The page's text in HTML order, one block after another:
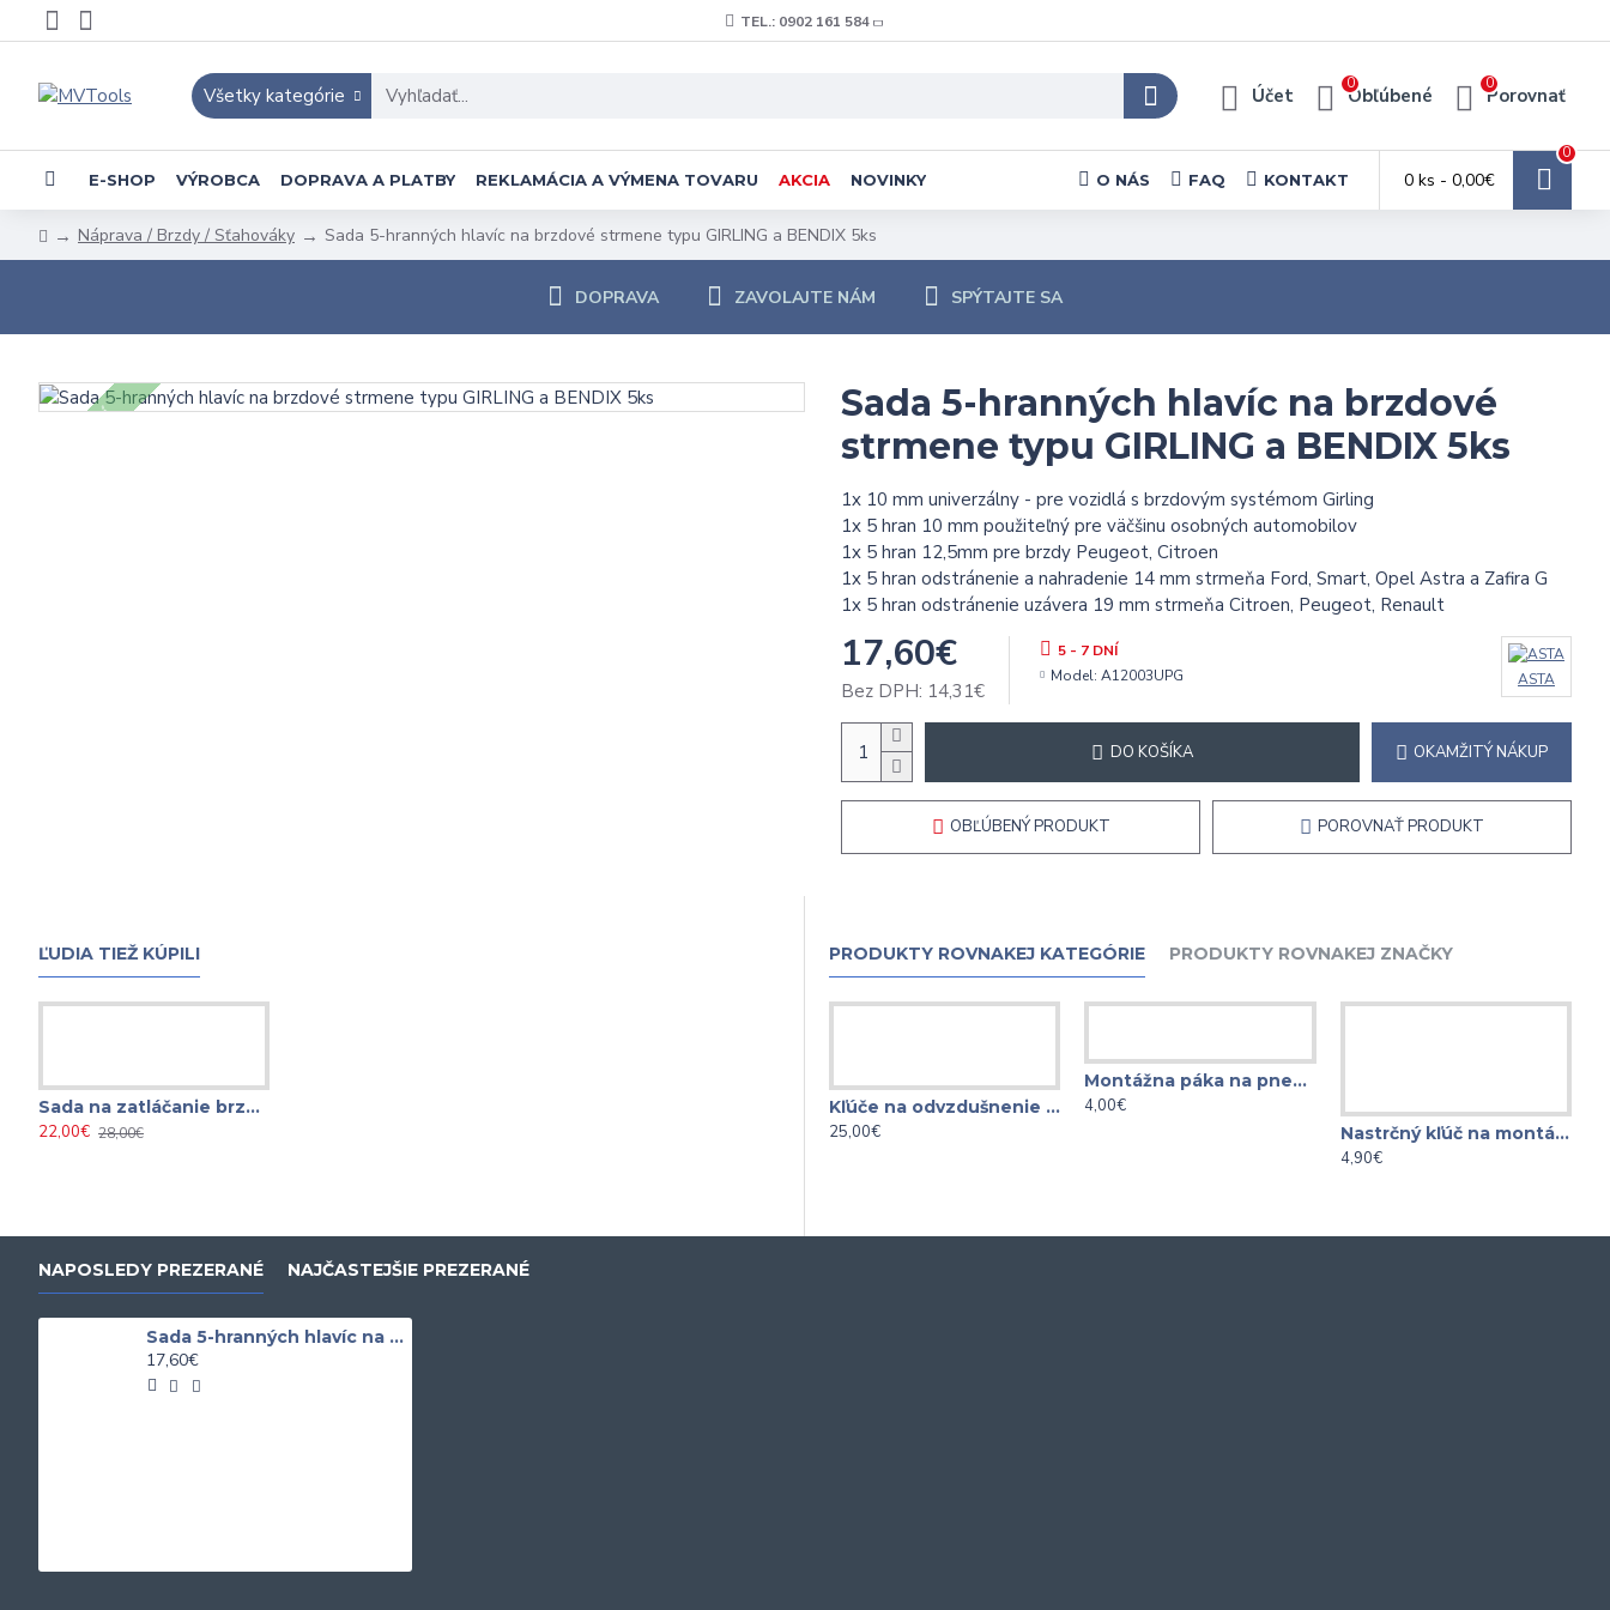
TEL.: 0902 161 584
Všetky kategórie Účet Obľúbené
0
Porovnať
0
E-SHOP VÝROBCA DOPRAVA A PLATBY REKLAMÁCIA A VÝMENA TOVARU AKCIA NOVINKY O NÁS FAQ KONTAKT 0 ks - 0,00€
0
Náprava / Brzdy / Sťahováky Sada 5-hranných hlavíc na brzdové strmene typu GIRLING a BENDIX 5ks
DOPRAVA ZAVOLAJTE NÁM SPÝTAJTE SA
Sada 5-hranných hlavíc na brzdové
strmene typu GIRLING a BENDIX 5ks
1x 10 mm univerzálny - pre vozidlá s brzdovým systémom Girling
1x 5 hran 10 mm použiteľný pre väčšinu osobných automobilov
1x 5 hran 12,5mm pre brzdy Peugeot, Citroen
1x 5 hran odstránenie a nahradenie 14 mm strmeňa Ford, Smart, Opel Astra a Zafira G
1x 5 hran odstránenie uzávera 19 mm strmeňa Citroen, Peugeot, Renault
17,60€
Bez DPH: 14,31€
5 - 7 DNÍ
Model: A12003UPG ASTA
DO KOŠÍKA OKAMŽITÝ NÁKUP
OBĽÚBENÝ PRODUKT POROVNAŤ PRODUKT
ĽUDIA TIEŽ KÚPILI
Sada na zatláčanie brzdových valčekov 22 - dielna
22,00€ 28,00€
PRODUKTY ROVNAKEJ KATEGÓRIE PRODUKTY ROVNAKEJ ZNAČKY
Kľúče na odvzdušnenie bŕzd a hydraulických spojok 7-dielna
25,00€
Montážna páka na pneumatiky 305x20mm
4,00€
Nastrčný kľúč na montáž a demontáž poistnej matice tlmiča VAG 22mm 1/2"
4,90€
NAPOSLEDY PREZERANÉ NAJČASTEJŠIE PREZERANÉ
Sada 5-hranných hlavíc na brzdové strmene typu GIRLING a BENDIX 5ks
17,60€